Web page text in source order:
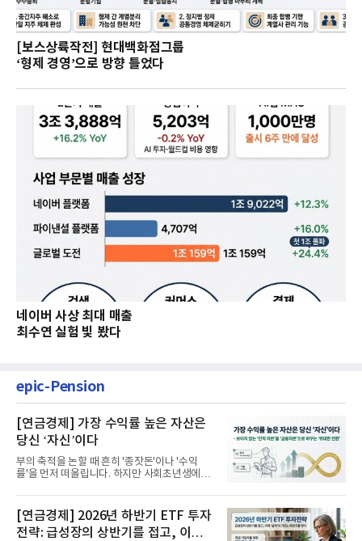
[보스상륙작전] 현대백화점그룹
‘형제 경영’으로 방향 틀었다
네이버 사상 최대 매출
최수연 실험 빛 봤다
epic-Pension
[연금경제] 가장 수익률 높은 자산은
당신 ‘자신’이다
부의 축적을 논할 때 흔히 '종잣돈'이나 '수익
률'을 먼저 떠올립니다. 하지만 사회초년생에게
[연금경제] 2026년 하반기 ETF 투자
전략: 급성장의 상반기를 접고, 이제